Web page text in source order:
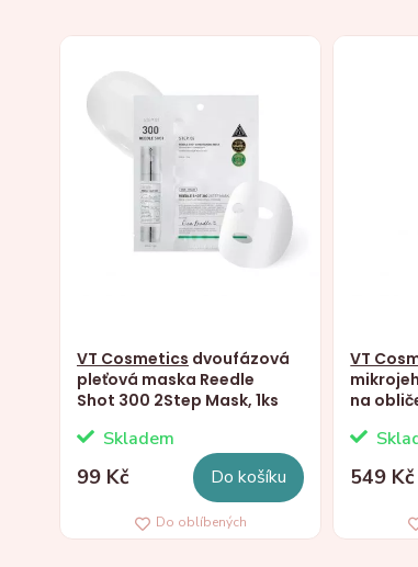
VT Cosmetics dvoufázová
pleťová maska Reedle
Shot 300 2Step Mask, 1ks
Skladem
99 Kč Do košíku
Do oblíbených
VT
na
textury
100,
549 Kč